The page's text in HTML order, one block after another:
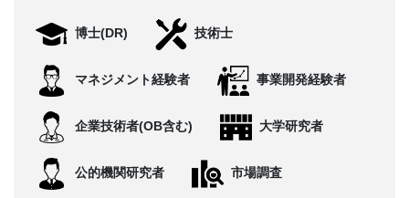
CONTACT
博士(DR) 技術士
マネジメント経験者 事業開発経験者
企業技術者(OB含む) 大学研究者
公的機関研究者 市場調査